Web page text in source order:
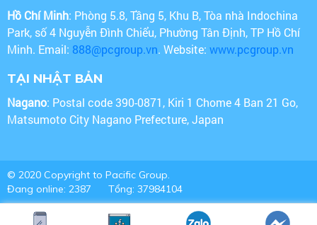
Hồ Chí Minh: Phòng 5.8, Tầng 5, Khu B, Tòa nhà Indochina
Park, số 4 Nguyễn Đình Chiểu, Phường Tân Định, TP Hồ Chí
Minh. Email: 888@pcgroup.vn. Website: www.pcgroup.vn
TẠI NHẬT BẢN
Nagano: Postal code 390-0871, Kiri 1 Chome 4 Ban 21 Go,
Matsumoto City Nagano Prefecture, Japan
© 2020 Copyright to Pacific Group.
Đang online: 2387
Tổng: 37984104